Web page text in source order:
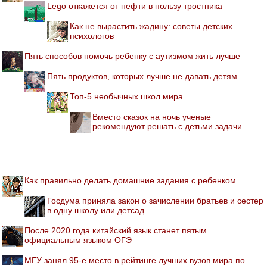
Lego откажется от нефти в пользу тростника
Как не вырастить жадину: советы детских
психологов
Пять способов помочь ребенку с аутизмом жить лучше
Пять продуктов, которых лучше не давать детям
Топ-5 необычных школ мира
Вместо сказок на ночь ученые
рекомендуют решать с детьми задачи
Как правильно делать домашние задания с ребенком
Госдума приняла закон о зачислении братьев и сестер
в одну школу или детсад
После 2020 года китайский язык станет пятым
официальным языком ОГЭ
МГУ занял 95-е место в рейтинге лучших вузов мира по